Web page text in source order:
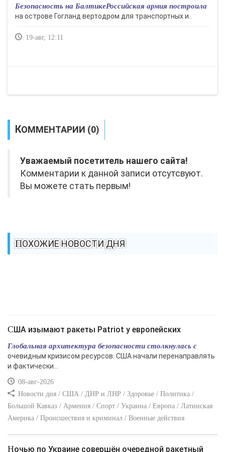
Безопасность на БалтикеРоссийская армия построила
на острове Гогланд вертодром для транспортных и..
19-авг, 12:11
КОММЕНТАРИИ (0)
Уважаемый посетитель нашего сайта!
Комментарии к данной записи отсутсвуют.
Вы можете стать первым!
ПОХОЖИЕ НОВОСТИ ДНЯ
США изымают ракеты Patriot у европейских
Глобальная архитектура безопасности столкнулась с
очевидным кризисом ресурсов: США начали перенаправлять
и фактически...
08-авг-2026
Новости дня / США / ДНР и ЛНР / Здоровье / Политика /
Большой Кавказ / Армения / Спорт / Украина / Европа / Латинская
Америка / Происшествия и криминал / Военные действия
Ночью по Украине совершён очередной ракетный